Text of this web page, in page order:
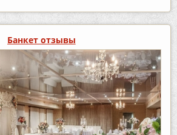
Банкет отзывы